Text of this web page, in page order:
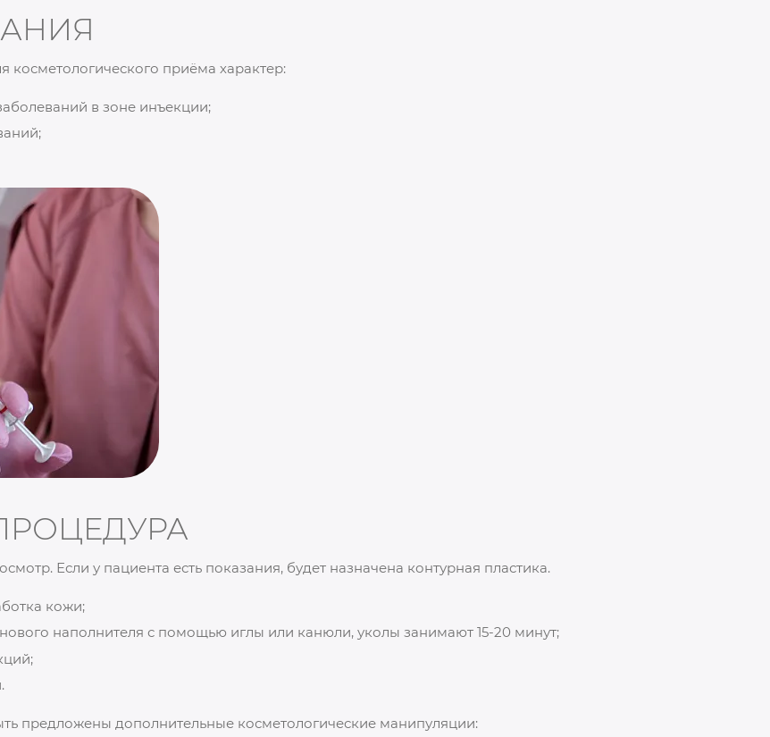
косметологического приёма характер:
в зоне инъекции;
Если у пациента есть показания, будет назначена контурная пластика.
кожи;
наполнителя с помощью иглы или канюли, уколы занимают 15-20 минут;
предложены дополнительные косметологические манипуляции: